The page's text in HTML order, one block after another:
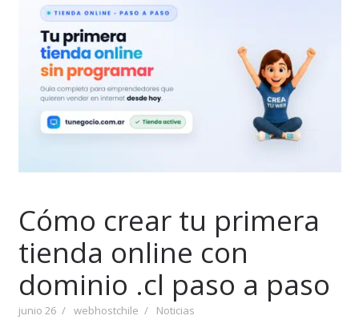
Cómo crear tu primera
tienda online con
dominio .cl paso a paso
junio 26 webhostchile Noticias